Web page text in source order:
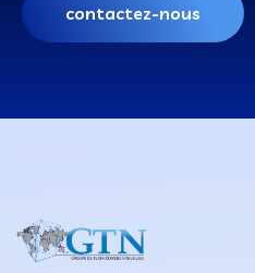
contactez-nous